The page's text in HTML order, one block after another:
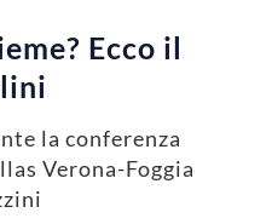
Ecco il
la conferenza
Verona-Foggia